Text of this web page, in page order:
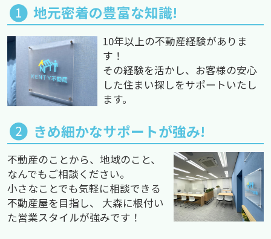
地元密着の豊富な知識!
10年以上の不動産経験がありま
す！
その経験を活かし、お客様の安心
した住まい探しをサポートいたし
ます。
きめ細かなサポートが強み!
不動産のことから、地域のこと、
なんでもご相談ください。
小さなことでも気軽に相談できる
不動産屋を目指し、 大森に根付い
た営業スタイルが強みです！